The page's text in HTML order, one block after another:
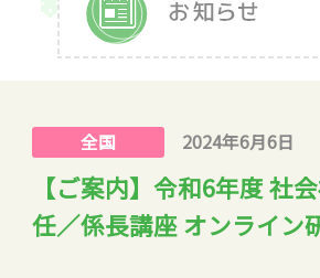
全国 2024年6月6日
【ご案内】令和6年度 社
任／係長講座 オンライン